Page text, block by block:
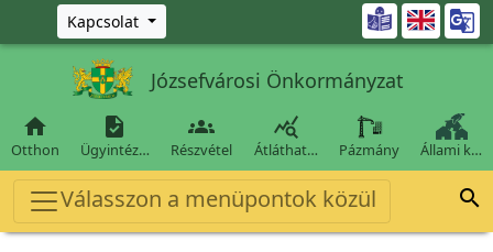
Ugrás a fő tartalomra
Kapcsolat 
Józsefvárosi Önkormányzat

Otthon

Ügyintéz…

Részvétel

Átláthat… Pázmány Állami k…
Válasszon a menüpontok közül 